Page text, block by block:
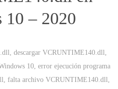
10 – 2020
,descargar VCRUNTIME140.dll ,
10, error ejecución programa
, falta archivo VCRUNTIME140.dll ,